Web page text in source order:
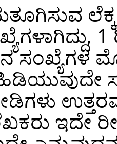
ಸಂಖ್ಯೆಗಳ
ಇದೇ